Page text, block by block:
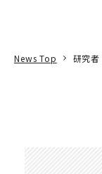
News Top 研究者